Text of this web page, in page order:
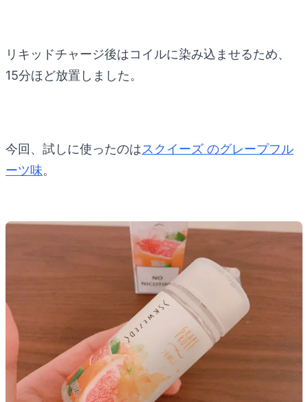
リキッドチャージ後はコイルに染み込ませるため、
15分ほど放置しました。
今回、試しに使ったのはスクイーズ のグレープフル
ーツ味。